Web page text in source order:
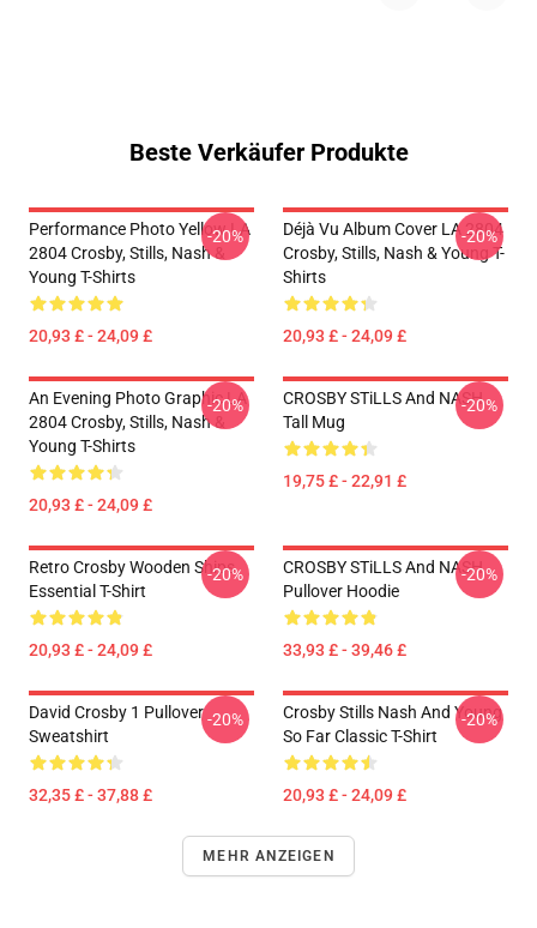
Beste Verkäufer Produkte
Performance Photo Yellow LA
2804 Crosby, Stills, Nash &
Young T-Shirts
20,93 £ - 24,09 £
-20%
Déjà Vu Album Cover LA 2804
Crosby, Stills, Nash & Young T-
Shirts
20,93 £ - 24,09 £
-20%
An Evening Photo Graphic LA
2804 Crosby, Stills, Nash &
Young T-Shirts
20,93 £ - 24,09 £
-20%
CROSBY STiLLS And NASH
Tall Mug
19,75 £ - 22,91 £
-20%
Retro Crosby Wooden Ships
Essential T-Shirt
20,93 £ - 24,09 £
-20%
CROSBY STiLLS And NASH
Pullover Hoodie
33,93 £ - 39,46 £
-20%
David Crosby 1 Pullover
Sweatshirt
32,35 £ - 37,88 £
-20%
Crosby Stills Nash And Young
So Far Classic T-Shirt
20,93 £ - 24,09 £
-20%
MEHR ANZEIGEN